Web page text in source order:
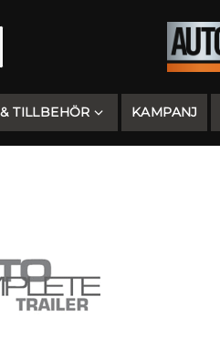
TILLBEHÖR KAMPANJ